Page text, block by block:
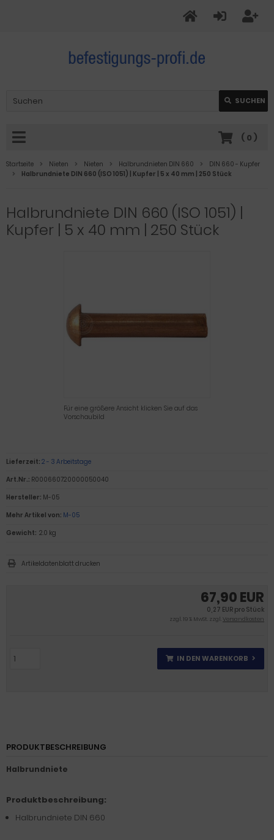
SUCHEN
( 0 )
Startseite Nieten Nieten Halbrundnieten DIN 660
DIN 660 - Kupfer
Halbrundniete DIN 660 (ISO 1051) | Kupfer | 5 x 40 mm | 250 Stück
Halbrundniete DIN 660 (ISO 1051) |
Kupfer | 5 x 40 mm | 250 Stück
Für eine größere Ansicht klicken Sie auf das
Vorschaubild
67,90 EUR
0,27 EUR pro Stück
zzgl. 19 % MwSt. zzgl.Versandkosten
IN DEN WARENKORB
Lieferzeit: 2 - 3 Arbeitstage
Art.Nr.: R000660720000050040
Hersteller: M-05
Mehr Artikel von: M-05
Gewicht: 2.0 kg
Artikeldatenblatt drucken
PRODUKTBESCHREIBUNG
Halbrundniete
Produktbeschreibung:
Halbrundniete DIN 660